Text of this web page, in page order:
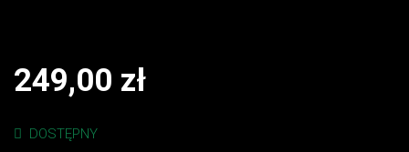
249,00 zł
DOSTĘPNY